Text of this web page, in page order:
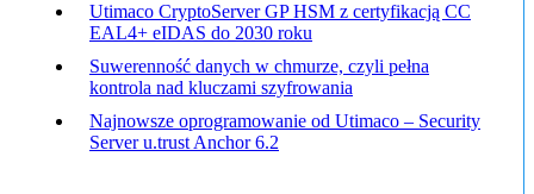
Utimaco CryptoServer GP HSM z certyfikacją CC
EAL4+ eIDAS do 2030 roku
Suwerenność danych w chmurze, czyli pełna
kontrola nad kluczami szyfrowania
Najnowsze oprogramowanie od Utimaco – Security
Server u.trust Anchor 6.2